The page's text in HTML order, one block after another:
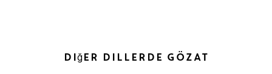
Diğer Dillerde Gözat